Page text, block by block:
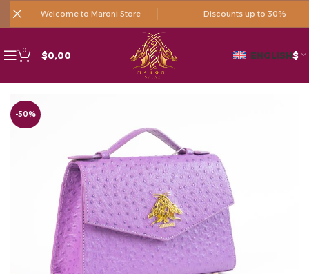
0 $0,00 ENGLISH$
-50%
Welcome to Maroni Store Discounts up to 30%